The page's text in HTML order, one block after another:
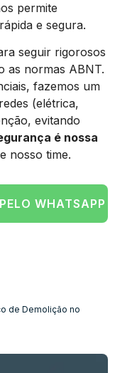
permite
e segura.
seguir rigorosos
as normas ABNT.
fazemos um
(elétrica,
evitando
é nossa
nosso time.
WHATSAPP
de Demolição no